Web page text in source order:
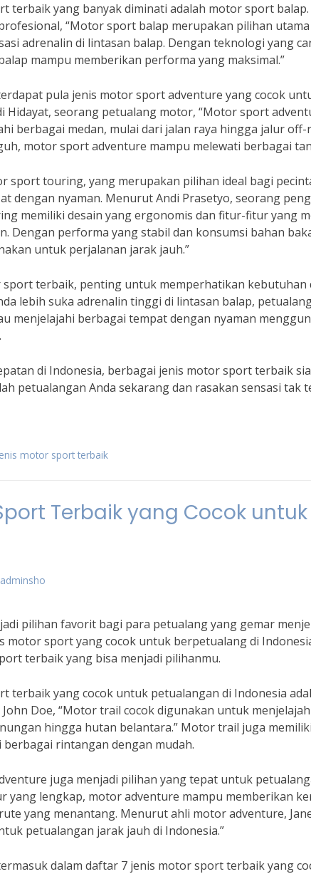
terbaik yang banyak diminati adalah motor sport
“Motor sport balap merupakan pilihan
adrenalin di lintasan balap. Dengan teknologi yang
mampu memberikan performa yang maksimal.”
pula jenis motor sport adventure yang cocok
Hidayat, seorang petualang motor, “Motor sport
berbagai medan, mulai dari jalan raya hingga jalur off-
motor sport adventure mampu melewati berbagai
sport touring, yang merupakan pilihan ideal bagi
dengan nyaman. Menurut Andi Prasetyo, seorang
memiliki desain yang ergonomis dan fitur-fitur yang
Dengan performa yang stabil dan konsumsi bahan
untuk perjalanan jarak jauh.”
sport terbaik, penting untuk memperhatikan kebutuhan
lebih suka adrenalin tinggi di lintasan balap,
menjelajahi berbagai tempat dengan nyaman
di Indonesia, berbagai jenis motor sport terbaik
petualangan Anda sekarang dan rasakan sensasi tak
motor sport terbaik
Terbaik yang Cocok
adminsho
pilihan favorit bagi para petualang yang gemar
motor sport yang cocok untuk berpetualang di
terbaik yang bisa menjadi pilihanmu.
terbaik yang cocok untuk petualangan di Indonesia
Doe, “Motor trail cocok digunakan untuk
hingga hutan belantara.” Motor trail juga
rintangan dengan mudah.
juga menjadi pilihan yang tepat untuk
yang lengkap, motor adventure mampu memberikan
yang menantang. Menurut ahli motor adventure,
petualangan jarak jauh di Indonesia.”
dalam daftar 7 jenis motor sport terbaik yang